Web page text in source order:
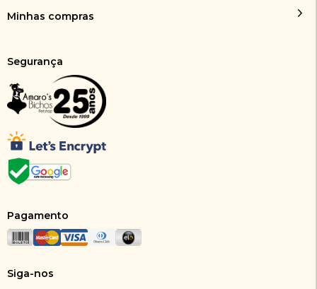
Minhas compras
Segurança
Pagamento
Siga-nos